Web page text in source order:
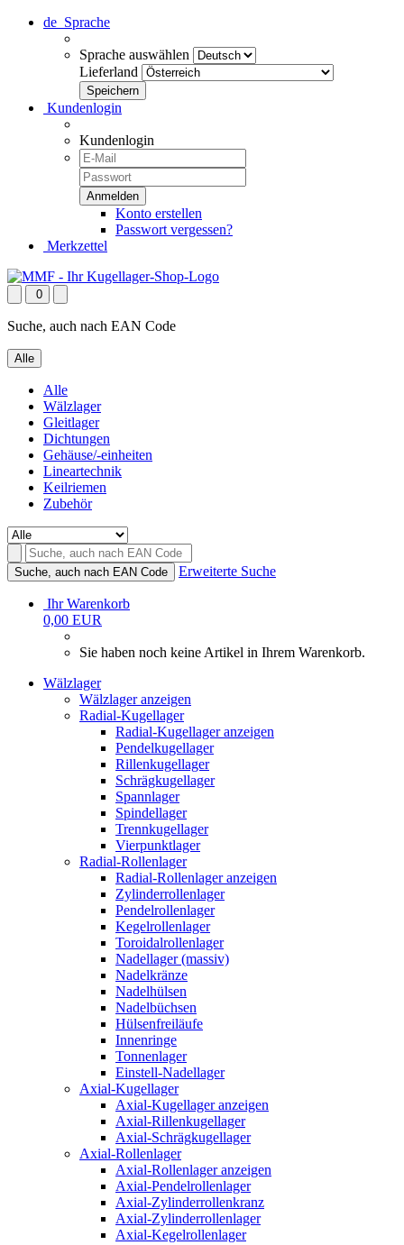
de Sprache
Sprache auswählen
Lieferland
Kundenlogin
Kundenlogin
Konto erstellen
Passwort vergessen?
Merkzettel
0
Suche, auch nach EAN Code
Alle
Alle
Wälzlager
Gleitlager
Dichtungen
Gehäuse/-einheiten
Lineartechnik
Keilriemen
Zubehör
Suche, auch nach EAN Code Erweiterte Suche
Ihr Warenkorb
0,00 EUR
Sie haben noch keine Artikel in Ihrem Warenkorb.
Wälzlager
Wälzlager anzeigen
Radial-Kugellager
Radial-Kugellager anzeigen
Pendelkugellager
Rillenkugellager
Schrägkugellager
Spannlager
Spindellager
Trennkugellager
Vierpunktlager
Radial-Rollenlager
Radial-Rollenlager anzeigen
Zylinderrollenlager
Pendelrollenlager
Kegelrollenlager
Toroidalrollenlager
Nadellager (massiv)
Nadelkränze
Nadelhülsen
Nadelbüchsen
Hülsenfreiläufe
Innenringe
Tonnenlager
Einstell-Nadellager
Axial-Kugellager
Axial-Kugellager anzeigen
Axial-Rillenkugellager
Axial-Schrägkugellager
Axial-Rollenlager
Axial-Rollenlager anzeigen
Axial-Pendelrollenlager
Axial-Zylinderrollenkranz
Axial-Zylinderrollenlager
Axial-Kegelrollenlager